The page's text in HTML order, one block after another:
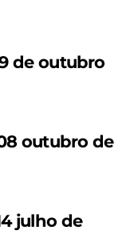
de outubro
outubro de
julho de